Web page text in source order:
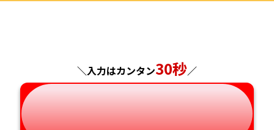
岐阜県
静岡県
奈良県
和歌山県
徳島県
大分県
＼入力はカンタン30秒／